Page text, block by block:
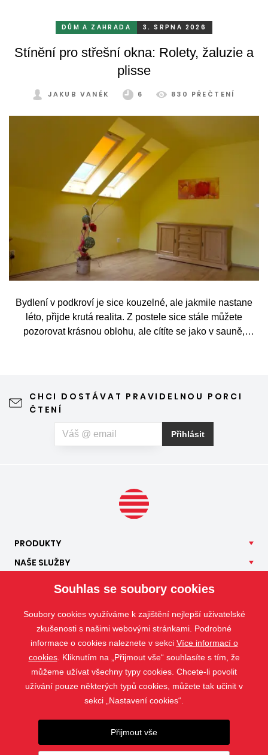
mrazu, ale také prachu a pylu, což se na něm dříve či
DŮM A ZAHRADA 3. SRPNA 2026
Stínění pro střešní okna: Rolety, žaluzie a
plisse
JAKUB VANĚK 6 830 PŘEČTENÍ
Bydlení v podkroví je sice kouzelné, ale jakmile nastane
léto, přijde krutá realita. Z postele sice stále můžete
pozorovat krásnou oblohu, ale cítíte se jako v sauně,
CHCI DOSTÁVAT PRAVIDELNOU PORCI
ČTENÍ
Přihlásit
PRODUKTY
NAŠE SLUŽBY
KONTAKT
Souhlas se soubory cookies
Soubory cookies využíváme k zajištění nejlepší uživatelské
zkušenosti s našimi webovými stránkami. Podrobné
informace o cookies naleznete v sekci Více informací o
cookies. Kliknutím na „Přijmout vše“ souhlasíte s tím, že
můžeme užívat všechny typy cookies. Chcete-li povolit
užívání pouze některých typů cookies, můžete tak učinit v
sekci „Nastavení cookies“.
Přijmout vše